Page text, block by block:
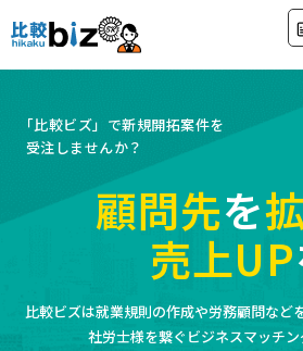
「比較ビズ」で新規開拓案件を
受注しませんか？
顧問先を
売上UP
比較ビズは就業規則の作成や労務顧問など
社労士様を繋ぐビジネスマッチ